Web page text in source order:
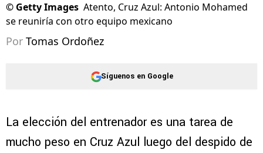
© Getty Images Atento, Cruz Azul: Antonio Mohamed
se reuniría con otro equipo mexicano
Por Tomas Ordoñez
Síguenos en Google
La elección del entrenador es una tarea de
mucho peso en Cruz Azul luego del despido de